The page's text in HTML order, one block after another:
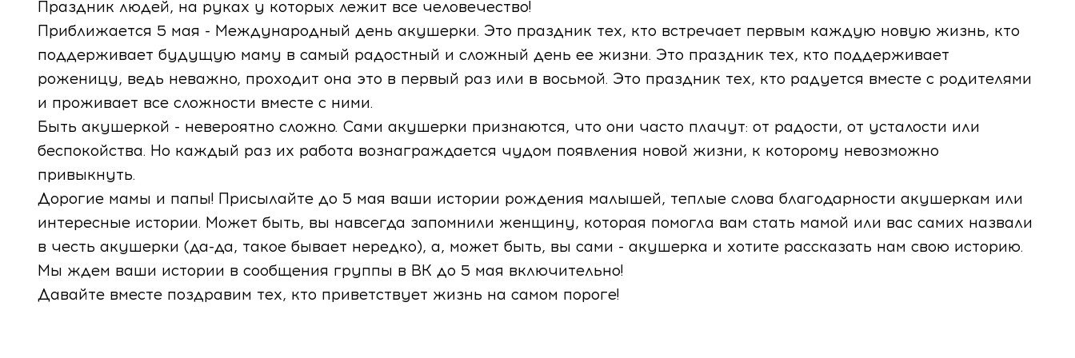
Праздник людей, на руках у которых лежит все человечество!
Приближается 5 мая - Международный день акушерки. Это праздник тех, кто встречает первым каждую новую жизнь, кто
поддерживает будущую маму в самый радостный и сложный день ее жизни. Это праздник тех, кто поддерживает
роженицу, ведь неважно, проходит она это в первый раз или в восьмой. Это праздник тех, кто радуется вместе с родителями
и проживает все сложности вместе с ними.
Быть акушеркой - невероятно сложно. Сами акушерки признаются, что они часто плачут: от радости, от усталости или
беспокойства. Но каждый раз их работа вознаграждается чудом появления новой жизни, к которому невозможно
привыкнуть.
Дорогие мамы и папы! Присылайте до 5 мая ваши истории рождения малышей, теплые слова благодарности акушеркам или
интересные истории. Может быть, вы навсегда запомнили женщину, которая помогла вам стать мамой или вас самих назвали
в честь акушерки (да-да, такое бывает нередко), а, может быть, вы сами - акушерка и хотите рассказать нам свою историю.
Мы ждем ваши истории в сообщения группы в ВК до 5 мая включительно!
Давайте вместе поздравим тех, кто приветствует жизнь на самом пороге!